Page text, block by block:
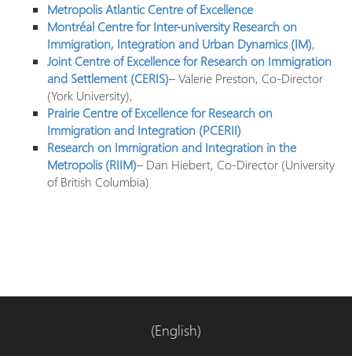
Metropolis Atlantic Centre of Excellence
Montréal Centre for Inter-university Research on
Immigration, Integration and Urban Dynamics (IM),
Joint Centre of Excellence for Research on Immigration
and Settlement (CERIS)– Valerie Preston, Co-Director
(York University),
Prairie Centre of Excellence for Research on
Immigration and Integration (PCERII)
Research on Immigration and Integration in the
Metropolis (RIIM)– Dan Hiebert, Co-Director (University
of British Columbia)
(English)